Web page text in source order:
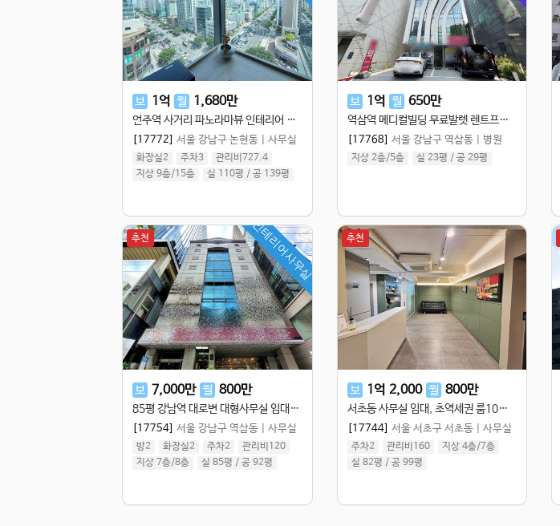
보 1억 월 1,680만
언주역 사거리 파노라마뷰 인테리어 최상 랜드마크빌딩 사무실
[17772] 서울 강남구 논현동 사무실
화장실2 주차3
관리비727.4
지상 9층/15층 실 110평 / 공 139평
보 1억 월 650만
역삼역 메디컬빌딩 무료발렛 렌트프리 제공 리모델링 완료 연층가능
[17768] 서울 강남구 역삼동 병원
지상 2층/5층 실 23평 / 공 29평
인테리어사무실
추천
보 7,000만 월 800만
85평 강남역 대로변 대형사무실 임대, 초역세권 7층 전체 인테리어 우수 주차2대 광고 IT 세무법인 추천 역삼동 사무실
[17754] 서울 강남구 역삼동 사무실
방2 화장실2 주차2
관리비120
지상 7층/8층 실 85평 / 공 92평
추천
보 1억 2,000 월 800만
서초동 사무실 임대, 초역세권 룸10개 인테리어 완비
[17744] 서울 서초구 서초동 사무실
주차2 관리비160 지상 4층/7층
실 82평 / 공 99평